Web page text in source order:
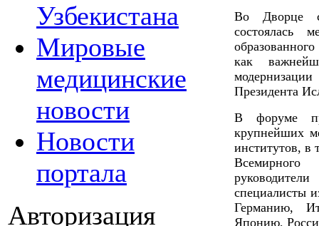
Узбекистана
Мировые
медицинские
новости
Новости
портала
Авторизация
Во Дворце
состоялась
как
Президента
В форуме
крупнейших
институтов, в
Всемирного
специалисты
Германию,
Японию,